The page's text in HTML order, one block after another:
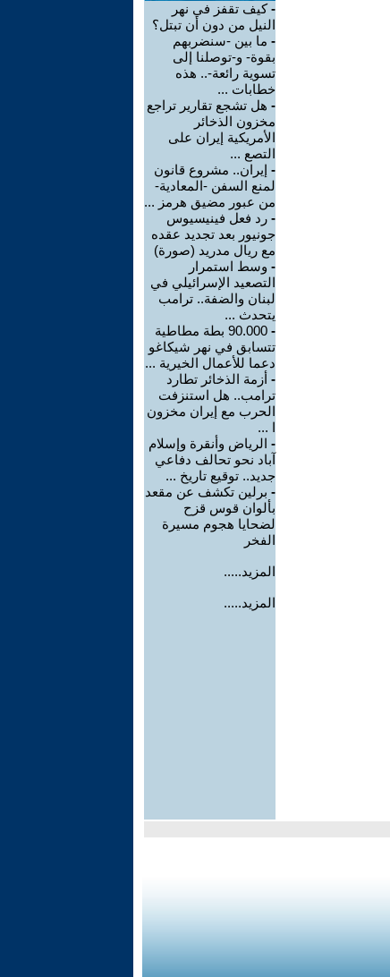
-كيف تقفز في نهر
النيل من دون أن تبتل؟
- ما بين -سنضربهم
بقوة- و-توصلنا إلى
تسوية رائعة-.. هذه
خطابات ...
- هل تشجع تقارير تراجع
مخزون الذخائر
الأمريكية إيران على
التصع ...
- إيران.. مشروع قانون
لمنع السفن -المعادية-
من عبور مضيق هرمز ...
- رد فعل فينيسيوس
جونيور بعد تجديد عقده
مع ريال مدريد (صورة)
- وسط استمرار
التصعيد الإسرائيلي في
لبنان والضفة.. ترامب
يتحدث ...
-
90.000 بطة مطاطية
تتسابق في نهر شيكاغو
دعما للأعمال الخيرية ...
- أزمة الذخائر تطارد
ترامب.. هل استنزفت
الحرب مع إيران مخزون
ا ...
- الرياض وأنقرة وإسلام
آباد نحو تحالف دفاعي
جديد.. توقيع تاريخ ...
- برلين تكشف عن مقعد
بألوان قوس قزح
لضحايا هجوم مسيرة
الفخر
المزيد.....
المزيد.....